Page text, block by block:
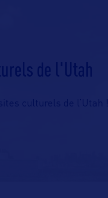
de l'Utah
culturels de l’Utah !